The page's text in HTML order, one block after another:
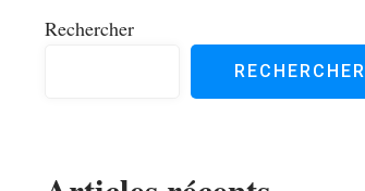
Rechercher
RECHERCHER